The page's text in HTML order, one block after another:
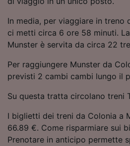
In media, per viaggiare in treno
ci metti circa 6 ore 58 minuti.
Munster è servita da circa 22
Per raggiungere Munster da
previsti 2 cambi cambi lungo il
Su questa tratta circolano treni
I biglietti dei treni da Colonia a
66.89 €. Come risparmiare sui
Prenotare in anticipo permette
Utilizzare dati di
Scansione attiva delle
dispositivo ai fini
Archiviare informazioni su
accedervi. Pubblicità e
dei contenuti e degli
pubblico, sviluppo di servizi.
Elenco dei partner